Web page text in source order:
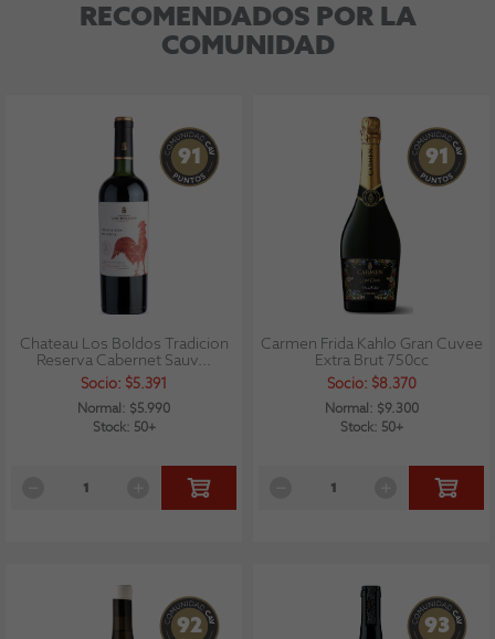
RECOMENDADOS POR LA
COMUNIDAD
91
Chateau Los Boldos Tradicion
Reserva Cabernet Sauv...
Socio: $5.391
Normal: $5.990
Stock: 50+
91
Carmen Frida Kahlo Gran Cuvee
Extra Brut 750cc
Socio: $8.370
Normal: $9.300
Stock: 50+
92 93